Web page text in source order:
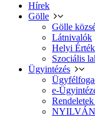
Hírek
Gölle
Gölle
Látnivalók
Helyi
Szociális
Ügyintézés
e-